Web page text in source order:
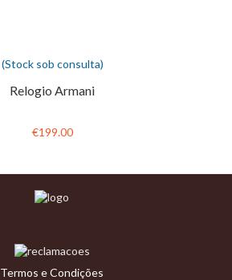
(Stock sob consulta)
Relogio Armani
€199.00
Termos e Condições